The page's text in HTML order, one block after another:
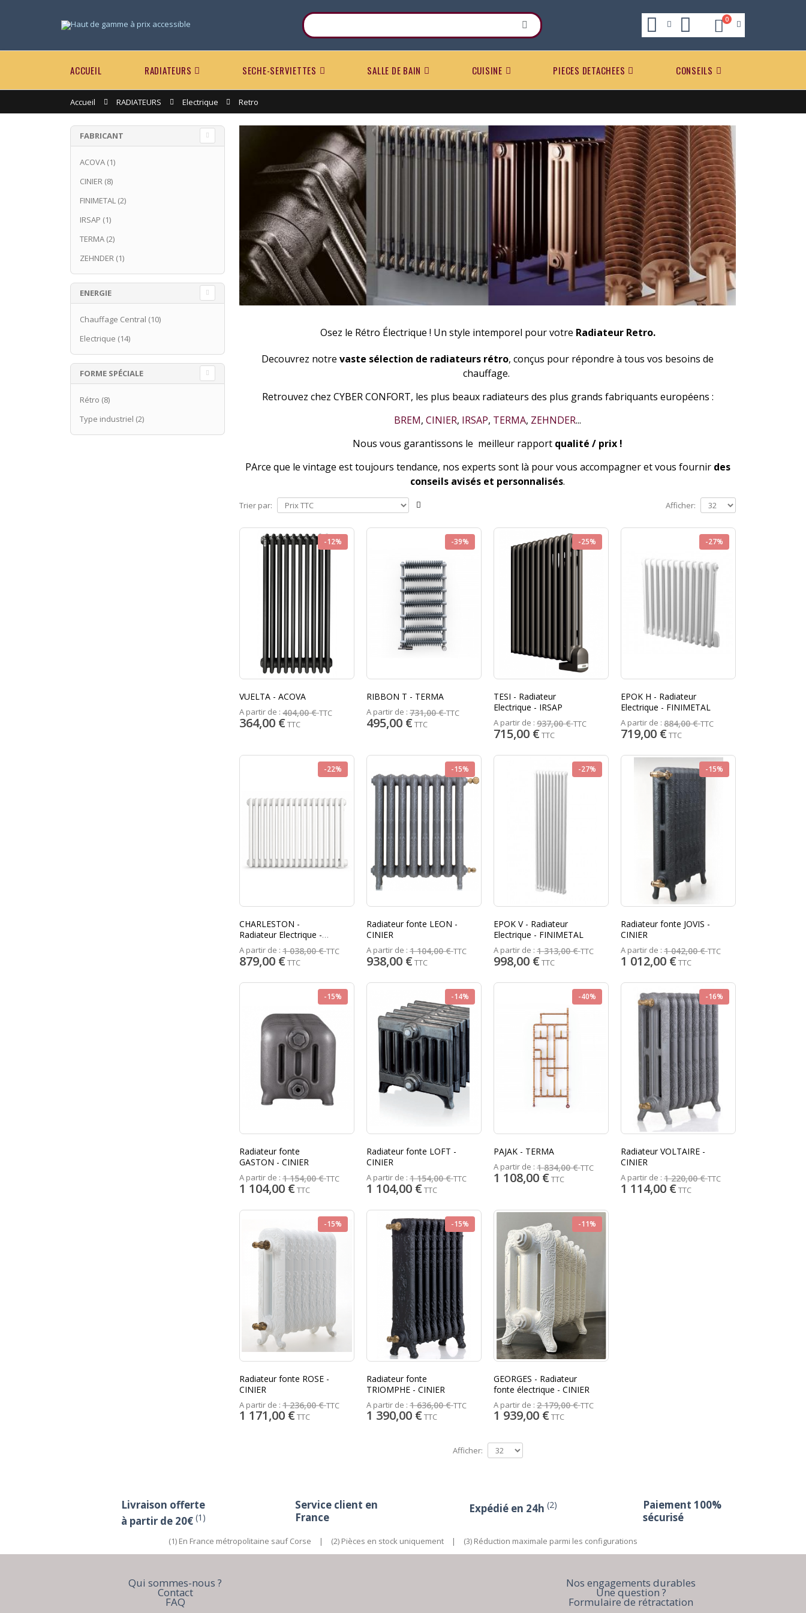
0
ACCUEIL RADIATEURS SECHE-SERVIETTES SALLE DE BAIN CUISINE PIECES DETACHEES CONSEILS
Accueil RADIATEURS Electrique Retro
Osez le Rétro Électrique ! Un style intemporel pour votre Radiateur Retro.
Decouvrez notre vaste sélection de radiateurs rétro, conçus pour répondre à tous vos besoins de
chauffage.
Retrouvez chez CYBER CONFORT, les plus beaux radiateurs des plus grands fabriquants européens :
BREM, CINIER, IRSAP, TERMA, ZEHNDER...
Nous vous garantissons le meilleur rapport qualité / prix !
PArce que le vintage est toujours tendance, nos experts sont là pour vous accompagner et vous fournir des
conseils avisés et personnalisés.
Trier par: Afficher:
-12%
VUELTA - ACOVA
A partir de : 404,00 €TTC
364,00 €TTC
-39%
RIBBON T - TERMA
A partir de : 731,00 €TTC
495,00 €TTC
-25%
TESI - Radiateur
Electrique - IRSAP
A partir de : 937,00 €TTC
715,00 €TTC
-27%
EPOK H - Radiateur
Electrique - FINIMETAL
A partir de : 884,00 €TTC
719,00 €TTC
-22%
CHARLESTON -
Radiateur Electrique -
ZEHNDER
A partir de : 1 038,00 €TTC
879,00 €TTC
-15%
Radiateur fonte LEON -
CINIER
A partir de : 1 104,00 €TTC
938,00 €TTC
-27%
EPOK V - Radiateur
Electrique - FINIMETAL
A partir de : 1 313,00 €TTC
998,00 €TTC
-15%
Radiateur fonte JOVIS -
CINIER
A partir de : 1 042,00 €TTC
1 012,00 €TTC
-15%
Radiateur fonte
GASTON - CINIER
A partir de : 1 154,00 €TTC
1 104,00 €TTC
-14%
Radiateur fonte LOFT -
CINIER
A partir de : 1 154,00 €TTC
1 104,00 €TTC
-40%
PAJAK - TERMA
A partir de : 1 834,00 €TTC
1 108,00 €TTC
-16%
Radiateur VOLTAIRE -
CINIER
A partir de : 1 220,00 €TTC
1 114,00 €TTC
-15%
Radiateur fonte ROSE -
CINIER
A partir de : 1 236,00 €TTC
1 171,00 €TTC
-15%
Radiateur fonte
TRIOMPHE - CINIER
A partir de : 1 636,00 €TTC
1 390,00 €TTC
-11%
GEORGES - Radiateur
fonte électrique - CINIER
A partir de : 2 179,00 €TTC
1 939,00 €TTC
Afficher:
FABRICANT
ACOVA (1)
CINIER (8)
FINIMETAL (2)
IRSAP (1)
TERMA (2)
ZEHNDER (1)
ENERGIE
Chauffage Central (10)
Electrique (14)
FORME SPÉCIALE
Rétro (8)
Type industriel (2)
Livraison offerte
à partir de 20€ (1)
Service client en
France
Expédié en 24h (2)
Paiement 100%
sécurisé
(1) En France métropolitaine sauf Corse | (2) Pièces en stock uniquement | (3) Réduction maximale parmi les configurations
Qui sommes-nous ?
Contact
FAQ
Nos engagements durables
Une question ?
Formulaire de rétractation